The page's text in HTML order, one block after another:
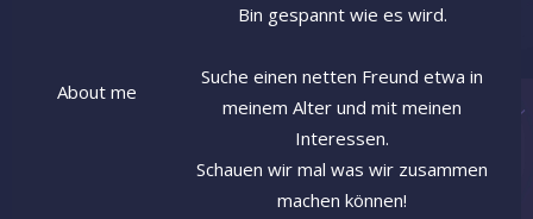
About me
Bin gespannt wie es wird.
Suche einen netten Freund etwa in
meinem Alter und mit meinen
Interessen.
Schauen wir mal was wir zusammen
machen können!